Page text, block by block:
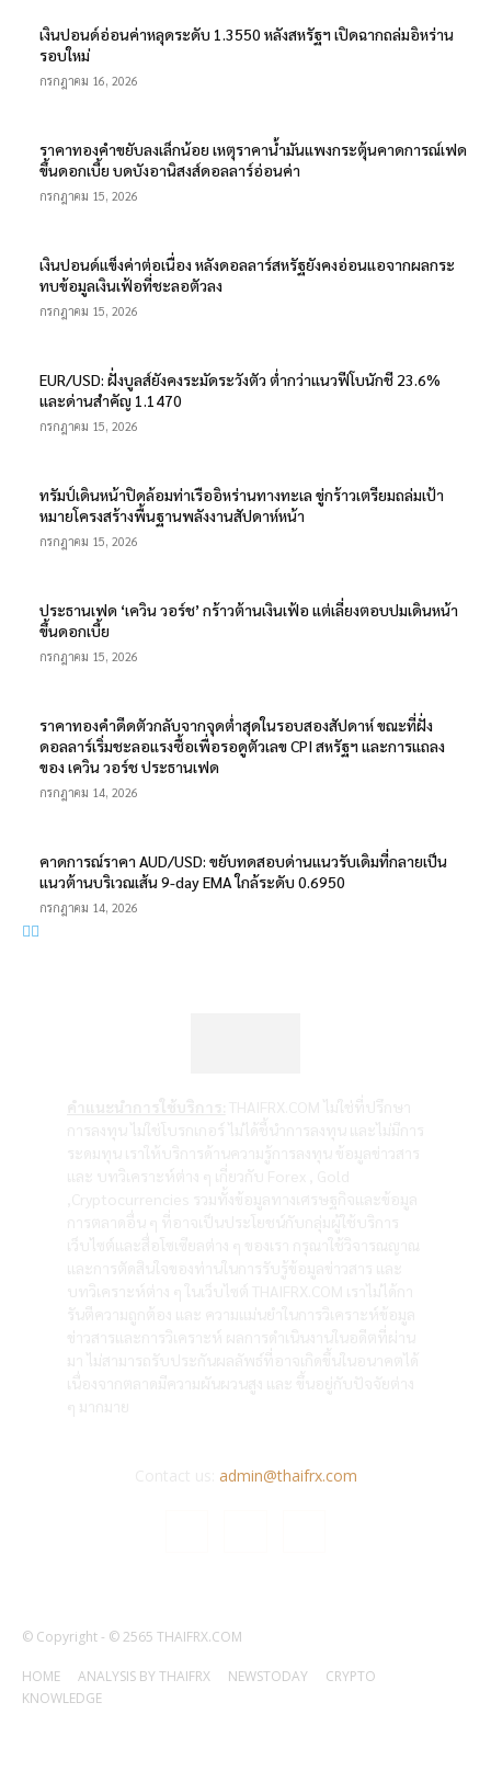
เงินปอนด์อ่อนค่าหลุดระดับ 1.3550 หลังสหรัฐฯ เปิดฉากถล่มอิหร่าน
รอบใหม่
กรกฎาคม 16, 2026
ราคาทองคำขยับลงเล็กน้อย เหตุราคาน้ำมันแพงกระตุ้นคาดการณ์เฟด
ขึ้นดอกเบี้ย บดบังอานิสงส์ดอลลาร์อ่อนค่า
กรกฎาคม 15, 2026
เงินปอนด์แข็งค่าต่อเนื่อง หลังดอลลาร์สหรัฐยังคงอ่อนแอจากผลกระ
ทบข้อมูลเงินเฟ้อที่ชะลอตัวลง
กรกฎาคม 15, 2026
EUR/USD: ฝั่งบูลส์ยังคงระมัดระวังตัว ต่ำกว่าแนวฟีโบนักชี 23.6%
และด่านสำคัญ 1.1470
กรกฎาคม 15, 2026
ทรัมป์เดินหน้าปิดล้อมท่าเรืออิหร่านทางทะเล ขู่กร้าวเตรียมถล่มเป้า
หมายโครงสร้างพื้นฐานพลังงานสัปดาห์หน้า
กรกฎาคม 15, 2026
ประธานเฟด ‘เควิน วอร์ช’ กร้าวต้านเงินเฟ้อ แต่เลี่ยงตอบปมเดินหน้า
ขึ้นดอกเบี้ย
กรกฎาคม 15, 2026
ราคาทองคำดีดตัวกลับจากจุดต่ำสุดในรอบสองสัปดาห์ ขณะที่ฝั่ง
ดอลลาร์เริ่มชะลอแรงซื้อเพื่อรอดูตัวเลข CPI สหรัฐฯ และการแถลง
ของ เควิน วอร์ช ประธานเฟด
กรกฎาคม 14, 2026
คาดการณ์ราคา AUD/USD: ขยับทดสอบด่านแนวรับเดิมที่กลายเป็น
แนวต้านบริเวณเส้น 9-day EMA ใกล้ระดับ 0.6950
กรกฎาคม 14, 2026
admin@thaifrx.com
© Copyright - © 2565 THAIFRX.COM
HOME ANALYSIS BY THAIFRX NEWSTODAY
CRYPTO
KNOWLEDGE